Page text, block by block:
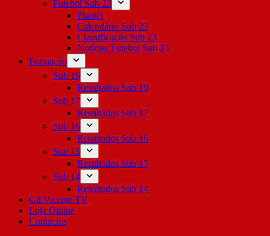
Futebol Sub 23
Plantel
Calendário Sub 23
Classificação Sub 23
Notícias Futebol Sub 23
Formação
Sub 19
Resultados Sub 19
Sub 17
Resultados Sub 17
Sub 16
Resultados Sub 16
Sub 15
Resultados Sub 15
Sub 14
Resultados Sub 14
Gil Vicente TV
Loja Online
Contactos